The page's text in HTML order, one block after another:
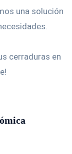
una solución
cerraduras en